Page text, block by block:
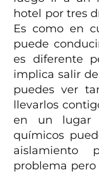
hotel por tres
Es como en
puede
es diferente
implica salir
puedes ver
llevarlos
en un lugar
químicos
aislamiento
problema pero